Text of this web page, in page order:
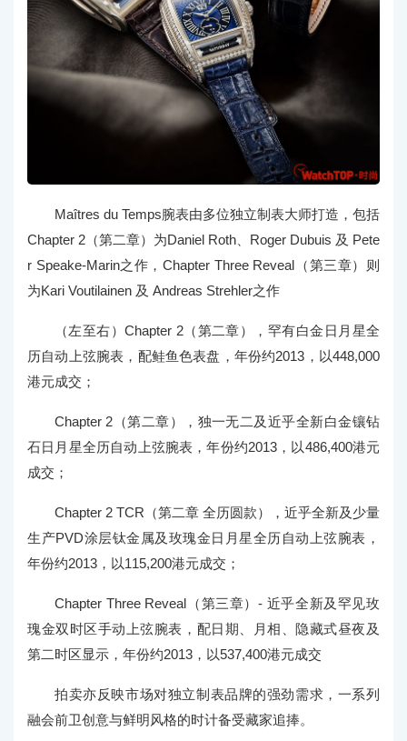
Maîtres du Temps腕表由多位独立制表大师打造，包括
Chapter 2（第二章）为Daniel Roth、Roger Dubuis 及 Pete
r Speake-Marin之作，Chapter Three Reveal（第三章）则
为Kari Voutilainen 及 Andreas Strehler之作
（左至右）Chapter 2（第二章），罕有白金日月星全
历自动上弦腕表，配鲑鱼色表盘，年份约2013，以448,000
港元成交；
Chapter 2（第二章），独一无二及近乎全新白金镶钻
石日月星全历自动上弦腕表，年份约2013，以486,400港元
成交；
Chapter 2 TCR（第二章 全历圆款），近乎全新及少量
生产PVD涂层钛金属及玫瑰金日月星全历自动上弦腕表，
年份约2013，以115,200港元成交；
Chapter Three Reveal（第三章）- 近乎全新及罕见玫
瑰金双时区手动上弦腕表，配日期、月相、隐藏式昼夜及
第二时区显示，年份约2013，以537,400港元成交
拍卖亦反映市场对独立制表品牌的强劲需求，一系列
融会前卫创意与鲜明风格的时计备受藏家追捧。